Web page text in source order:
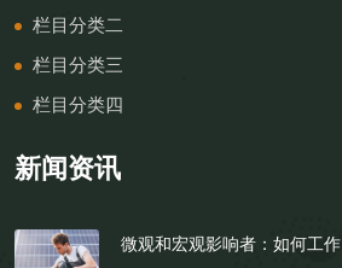
栏目分类二
栏目分类三
栏目分类四
新闻资讯
微观和宏观影响者：如何工作